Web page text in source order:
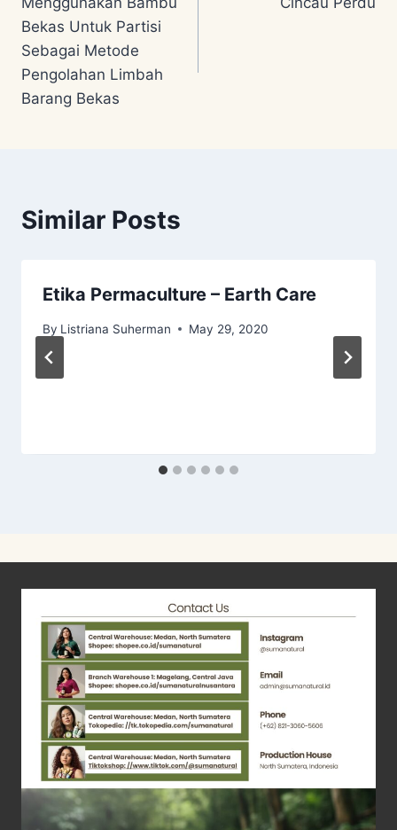
navigation
Bekas Untuk Partisi
Sebagai Metode
Pengolahan Limbah
Barang Bekas
Similar Posts
Etika Permaculture – Earth Care
By Listriana Suherman May 29, 2020